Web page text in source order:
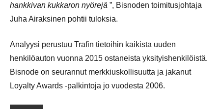
hankkivan kukkaron nyörejä ”, Bisnoden toimitusjohtaja
Juha Airaksinen pohtii tuloksia.
Analyysi perustuu Trafin tietoihin kaikista uuden
henkilöauton vuonna 2015 ostaneista yksityishenkilöistä.
Bisnode on seurannut merkkiuskollisuutta ja jakanut
Loyalty Awards -palkintoja jo vuodesta 2006.